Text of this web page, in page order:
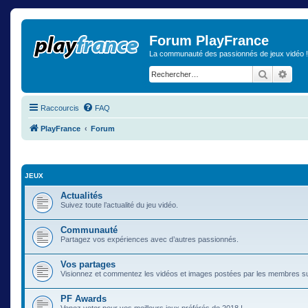
Forum PlayFrance
La communauté des passionnés de jeux vidéo !
Raccourcis FAQ
PlayFrance Forum
JEUX
Actualités
Suivez toute l’actualité du jeu vidéo.
Communauté
Partagez vos expériences avec d’autres passionnés.
Vos partages
Visionnez et commentez les vidéos et images postées par les membres
PF Awards